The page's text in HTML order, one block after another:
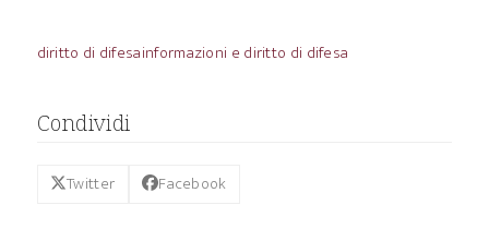
diritto di difesainformazioni e diritto di difesa
Condividi
Twitter Facebook